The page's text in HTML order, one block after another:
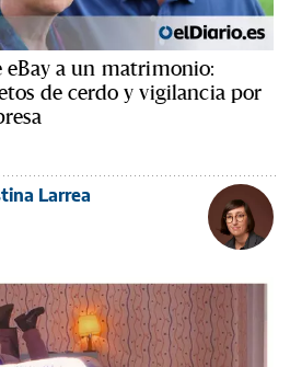
eBay a un matrimonio:
de cerdo y vigilancia por
Larrea